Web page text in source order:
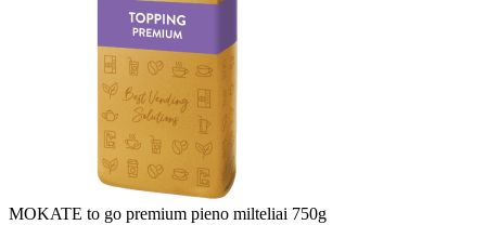
MOKATE to go premium pieno milteliai 750g